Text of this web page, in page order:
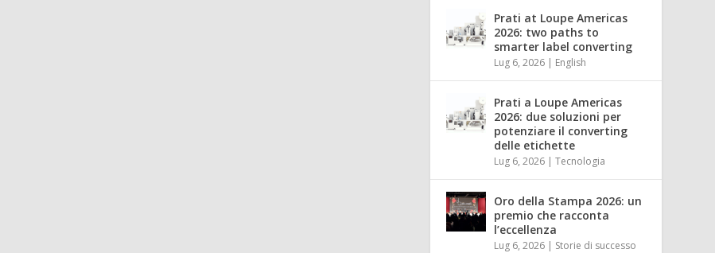
Prati at Loupe Americas
2026: two paths to
smarter label converting
Lug 6, 2026 | English
Prati a Loupe Americas
2026: due soluzioni per
potenziare il converting
delle etichette
Lug 6, 2026 |Tecnologia
Oro della Stampa 2026: un
premio che racconta
l’eccellenza
Lug 6, 2026 | Storie di successo